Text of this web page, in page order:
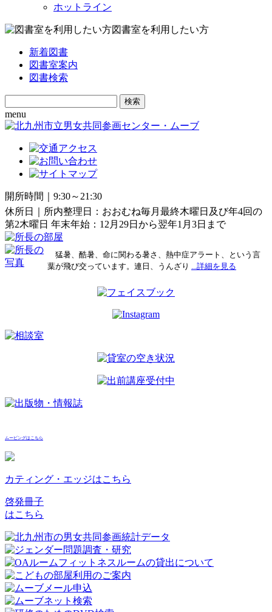
ホットライン
図書室を利用したい方
新着図書
図書室案内
図書検索
Search
for:
menu
開所時間｜9:30～21:30
休所日｜所内整理日：おおむね毎月最終木曜日及び年4回の
第2木曜日 年末年始：12月29日から翌年1月3日まで
猛暑、酷暑、命に関わる暑さ、熱中症アラート、という言
葉が飛び交っています。連日、うんざり ...詳細を見る
ムービングはこちら
カティング・エッジはこちら
啓発冊子
はこちら